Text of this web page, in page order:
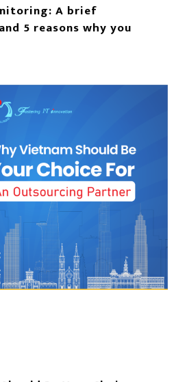
A brief
5 reasons why you